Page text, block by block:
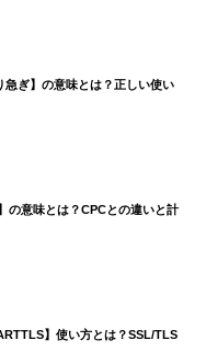
急ぎ】の意味とは？正しい使い
の意味とは？CPCとの違いと計
】使い方とは？SSL/TLS